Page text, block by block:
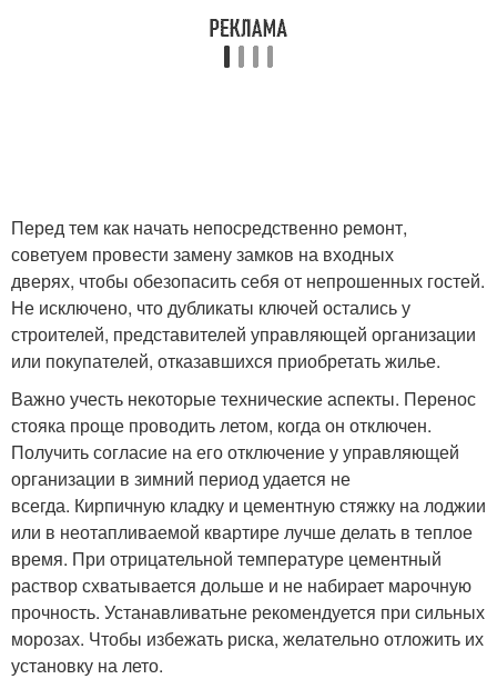
Перед тем как начать непосредственно ремонт,
советуем провести замену замков на входных
дверях, чтобы обезопасить себя от непрошенных гостей.
Не исключено, что дубликаты ключей остались у
строителей, представителей управляющей организации
или покупателей, отказавшихся приобретать жилье.
Важно учесть некоторые технические аспекты. Перенос
стояка проще проводить летом, когда он отключен.
Получить согласие на его отключение у управляющей
организации в зимний период удается не
всегда. Кирпичную кладку и цементную стяжку на лоджии
или в неотапливаемой квартире лучше делать в теплое
время. При отрицательной температуре цементный
раствор схватывается дольше и не набирает марочную
прочность. Устанавливатьне рекомендуется при сильных
морозах. Чтобы избежать риска, желательно отложить их
установку на лето.